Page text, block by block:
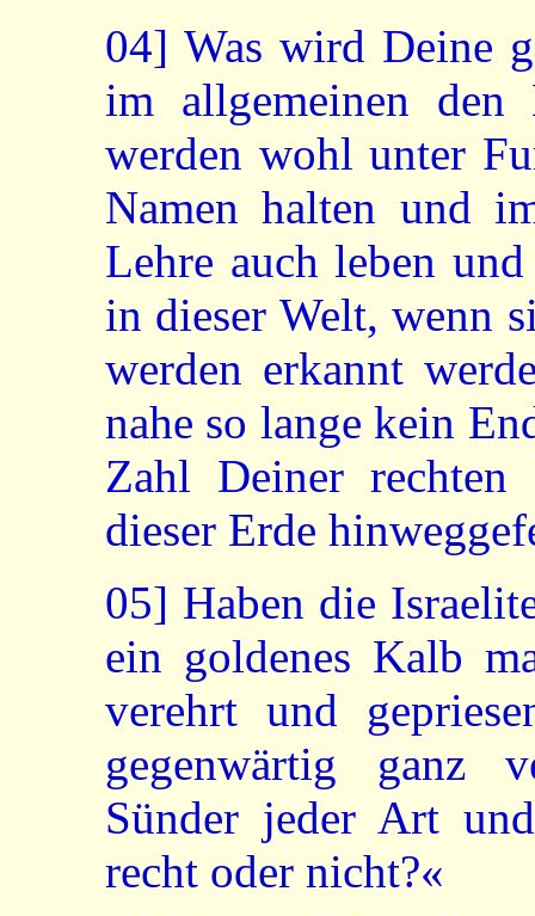
04] Was wird Deine
im allgemeinen den
werden wohl unter
Namen halten und
Lehre auch leben
in dieser Welt, wenn
werden erkannt
nahe so lange kein
Zahl Deiner rechten
dieser Erde
05] Haben die
ein goldenes Kalb
verehrt und
gegenwärtig ganz
Sünder jeder Art
recht oder nicht?«